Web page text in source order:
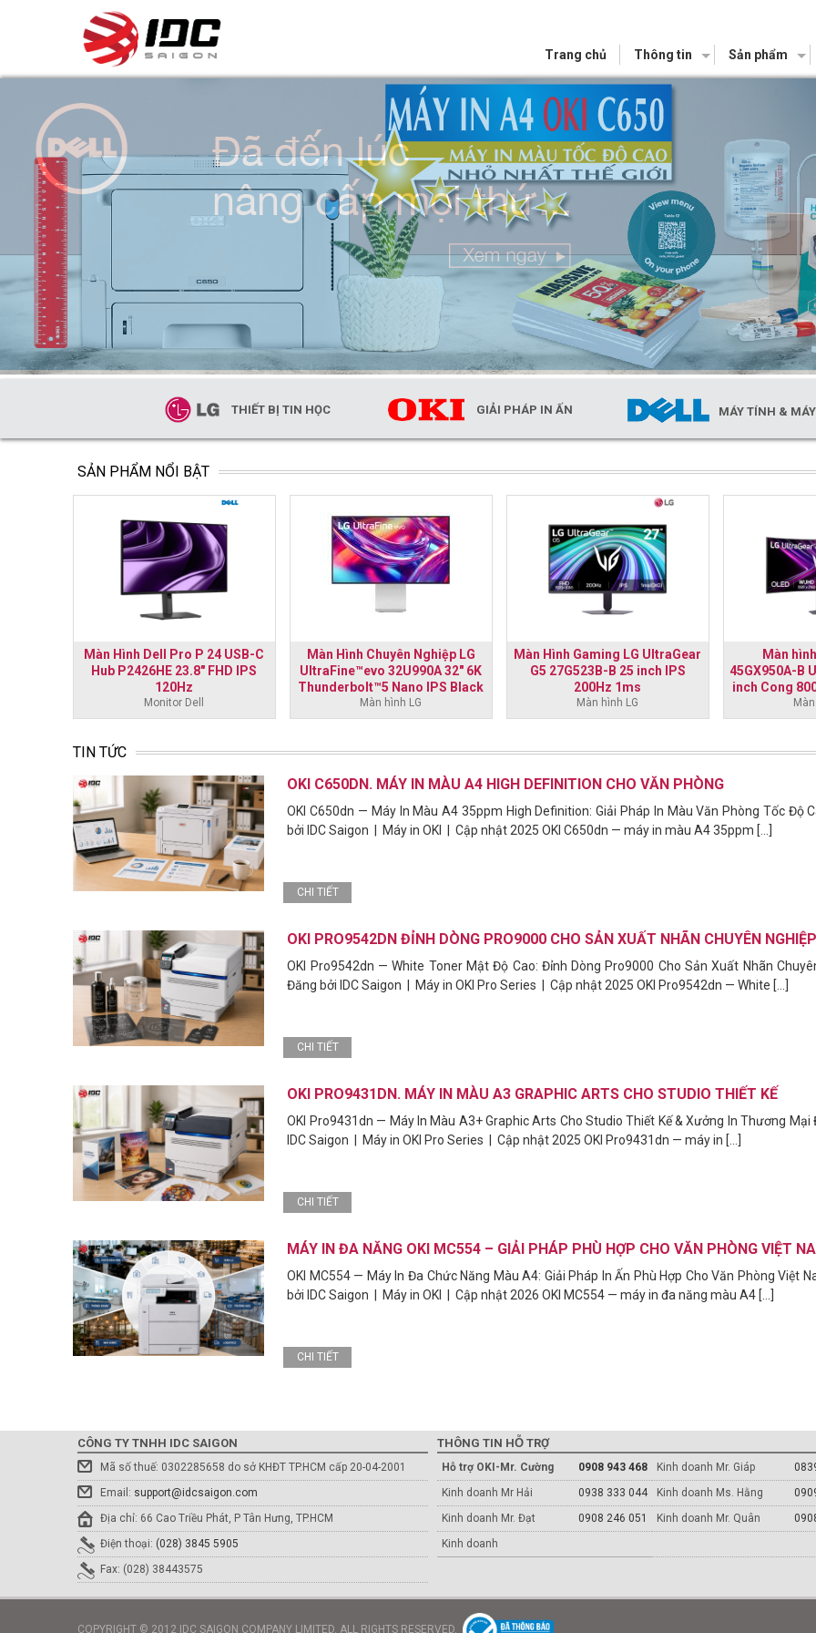
Trang chủ Thông tin Sản phẩm
THIẾT BỊ TIN HỌC GIẢI PHÁP IN ẤN MÁY TÍNH &
SẢN PHẨM NỔI BẬT
Màn Hình Dell Pro P 24 USB-C
Hub P2426HE 23.8" FHD IPS
120Hz
Monitor Dell
Màn Hình Chuyên Nghiệp LG
UltraFine™evo 32U990A 32" 6K
Thunderbolt™5 Nano IPS Black
Màn hình LG
Màn Hình Gaming LG UltraGear
G5 27G523B-B 25 inch IPS
200Hz 1ms
Màn hình LG
Màn
45GX950A-B
inch Cong
003ms
MÁY CHỦ DELL POWEREDGE R260 1U RACK
XEON 6 6325P 16GB DDR5 ECC 2TB SATA IDRAC9
BASIC NO OS
MÁY CHỦ DELL POWEREDGE T160 TOWER XEON
6 6325P 16GB DDR5 ECC 2TB SATA IDRAC9 BASIC
TIN TỨC
CHI TIẾT
OKI C650DN. MÁY IN MÀU A4 HIGH DEFINITION CHO VĂN PHÒNG
OKI C650dn — Máy In Màu A4 35ppm High Definition: Giải Pháp In Màu Văn Phòng Tốc Độ
bởi IDC Saigon | Máy in OKI | Cập nhật 2025 OKI C650dn — máy in màu A4 35ppm [...]
CHI TIẾT
OKI PRO9542DN ĐỈNH DÒNG PRO9000 CHO SẢN XUẤT NHÃN CHUYÊN NGHIỆP
OKI Pro9542dn — White Toner Mật Độ Cao: Đỉnh Dòng Pro9000 Cho Sản Xuất Nhãn
Đăng bởi IDC Saigon | Máy in OKI Pro Series | Cập nhật 2025 OKI Pro9542dn — White [...]
CHI TIẾT
OKI PRO9431DN. MÁY IN MÀU A3 GRAPHIC ARTS CHO STUDIO THIẾT KẾ
OKI Pro9431dn — Máy In Màu A3+ Graphic Arts Cho Studio Thiết Kế & Xưởng In Thương Mại
IDC Saigon | Máy in OKI Pro Series | Cập nhật 2025 OKI Pro9431dn — máy in [...]
CHI TIẾT
MÁY IN ĐA NĂNG OKI MC554 – GIẢI PHÁP PHÙ HỢP CHO VĂN PHÒNG VIỆT
OKI MC554 — Máy In Đa Chức Năng Màu A4: Giải Pháp In Ấn Phù Hợp Cho Văn Phòng Việt
bởi IDC Saigon | Máy in OKI | Cập nhật 2026 OKI MC554 — máy in đa năng màu A4 [...]
CÔNG TY TNHH IDC SAIGON
Mã số thuế: 0302285658 do sở KHĐT TP.HCM cấp 20-04-2001
Email: support@idcsaigon.com
Địa chỉ: 66 Cao Triều Phát, P Tân Hưng, TP.HCM
Điện thoại: (028) 3845 5905
Fax: (028) 38443575
THÔNG TIN HỖ TRỢ
Hỗ trợ OKI-Mr. Cường 0908 943 468 Kinh doanh Mr. Giáp
Kinh doanh Mr Hải
0938 333 044 Kinh doanh Ms. Hằng
Kinh doanh Mr. Đạt
0908 246 051 Kinh doanh Mr. Quân
Kinh doanh
COPYRIGHT © 2012 IDC SAIGON COMPANY LIMITED. ALL RIGHTS RESERVED.